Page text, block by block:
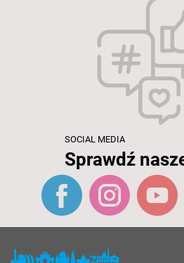
SOCIAL MEDIA
Sprawdź